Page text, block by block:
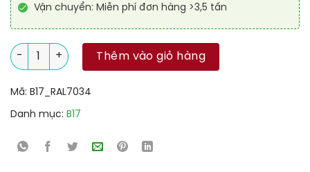
Vận chuyển: Miễn phí đơn hàng >3,5 tấn
Sơn sàn chống trơn trượt RAL RAFLOOR ANTI-SLIP 7034 số
Thêm vào giỏ hàng
Mã: B17_RAL7034
Danh mục: B17